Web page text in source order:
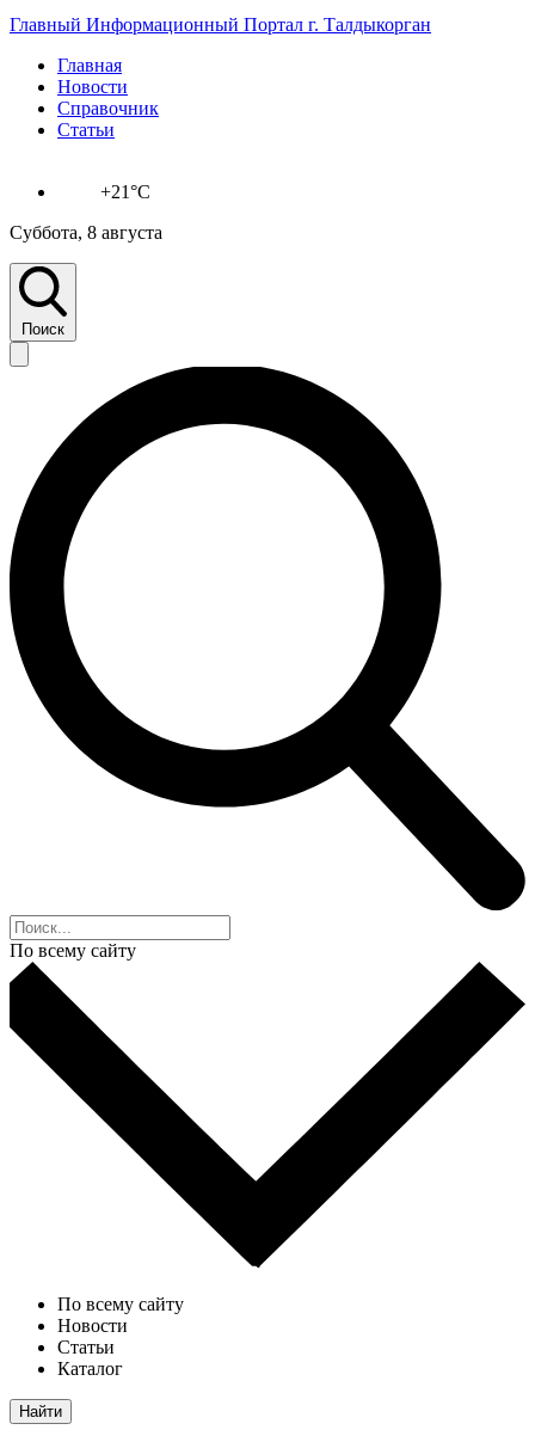
Главный Информационный Портал г. Талдыкорган
Главная
Новости
Справочник
Статьи
+21°C
Суббота, 8 августа
Поиск
По всему сайту
По всему сайту
Новости
Статьи
Каталог
Найти